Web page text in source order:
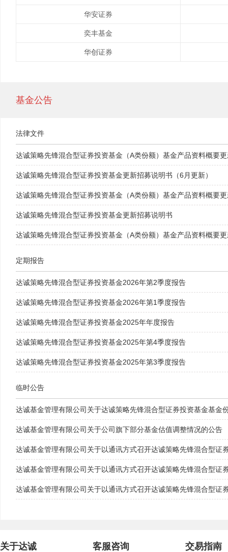
华安证券
奕丰基金
华创证券
基金公告
法律文件
达诚策略先锋混合型证券投资基金（A类份额）基金产品资料概要
达诚策略先锋混合型证券投资基金更新招募说明书（6月更新）
达诚策略先锋混合型证券投资基金（A类份额）基金产品资料概要
达诚策略先锋混合型证券投资基金更新招募说明书
达诚策略先锋混合型证券投资基金（A类份额）基金产品资料概要
定期报告
达诚策略先锋混合型证券投资基金2026年第2季度报告
达诚策略先锋混合型证券投资基金2026年第1季度报告
达诚策略先锋混合型证券投资基金2025年年度报告
达诚策略先锋混合型证券投资基金2025年第4季度报告
达诚策略先锋混合型证券投资基金2025年第3季度报告
临时公告
达诚基金管理有限公司关于达诚策略先锋混合型证券投资基金基金
达诚基金管理有限公司关于公司旗下部分基金估值调整情况的公告
达诚基金管理有限公司关于以通讯方式召开达诚策略先锋混合型证
达诚基金管理有限公司关于以通讯方式召开达诚策略先锋混合型证
达诚基金管理有限公司关于以通讯方式召开达诚策略先锋混合型证
关于达诚 客服咨询 交易指南